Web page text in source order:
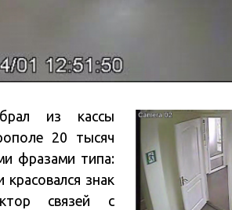
из кассы
20 тысяч
фразами типа:
знак
связей с